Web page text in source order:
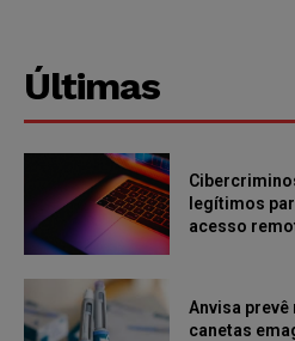
Últimas
legítimos
acesso
Anvisa
canetas